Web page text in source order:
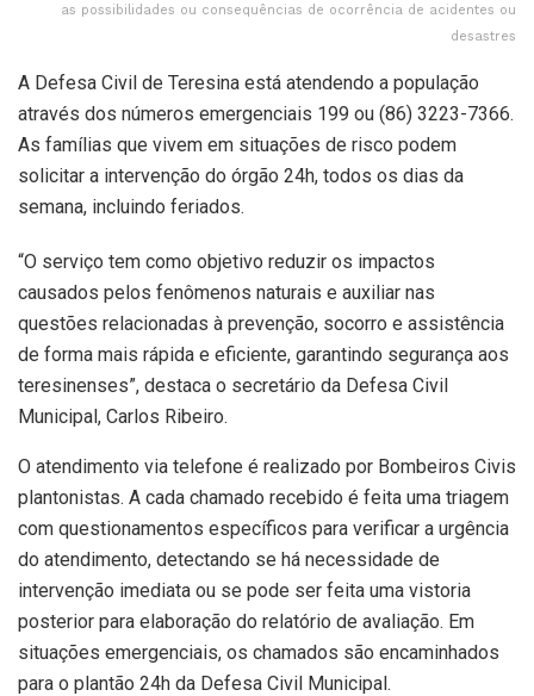
as possibilidades ou consequências de ocorrência de acidentes ou
desastres
A Defesa Civil de Teresina está atendendo a população
através dos números emergenciais 199 ou (86) 3223-7366.
As famílias que vivem em situações de risco podem
solicitar a intervenção do órgão 24h, todos os dias da
semana, incluindo feriados.
“O serviço tem como objetivo reduzir os impactos
causados pelos fenômenos naturais e auxiliar nas
questões relacionadas à prevenção, socorro e assistência
de forma mais rápida e eficiente, garantindo segurança aos
teresinenses”, destaca o secretário da Defesa Civil
Municipal, Carlos Ribeiro.
O atendimento via telefone é realizado por Bombeiros Civis
plantonistas. A cada chamado recebido é feita uma triagem
com questionamentos específicos para verificar a urgência
do atendimento, detectando se há necessidade de
intervenção imediata ou se pode ser feita uma vistoria
posterior para elaboração do relatório de avaliação. Em
situações emergenciais, os chamados são encaminhados
para o plantão 24h da Defesa Civil Municipal.